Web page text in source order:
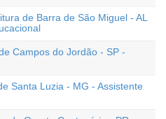
de Barra de São Miguel - AL
Campos do Jordão - SP -
Santa Luzia - MG - Assistente